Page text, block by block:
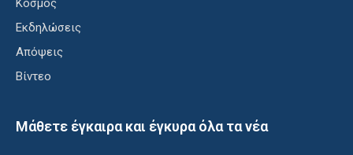
Κόσμος
Εκδηλώσεις
Απόψεις
Βίντεο
Μάθετε έγκαιρα και έγκυρα όλα τα νέα